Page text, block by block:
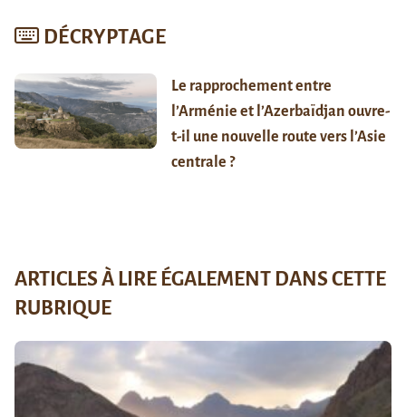
DÉCRYPTAGE
Le rapprochement entre
l’Arménie et l’Azerbaïdjan ouvre-
t-il une nouvelle route vers l’Asie
centrale ?
ARTICLES À LIRE ÉGALEMENT DANS CETTE
RUBRIQUE